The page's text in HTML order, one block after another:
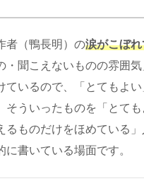
者（鴨長明）の涙がこぼ
・聞こえないものの雰囲
ているので、「とてもよ
そういったものを「とて
るものだけをほめている
書いている場面です。